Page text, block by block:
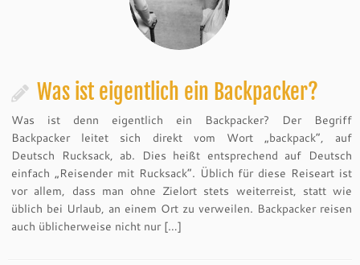
Was ist eigentlich ein Backpacker?
Was ist denn eigentlich ein Backpacker? Der Begriff
Backpacker leitet sich direkt vom Wort „backpack“, auf
Deutsch Rucksack, ab. Dies heißt entsprechend auf Deutsch
einfach „Reisender mit Rucksack“. Üblich für diese Reiseart ist
vor allem, dass man ohne Zielort stets weiterreist, statt wie
üblich bei Urlaub, an einem Ort zu verweilen. Backpacker reisen
auch üblicherweise nicht nur […]